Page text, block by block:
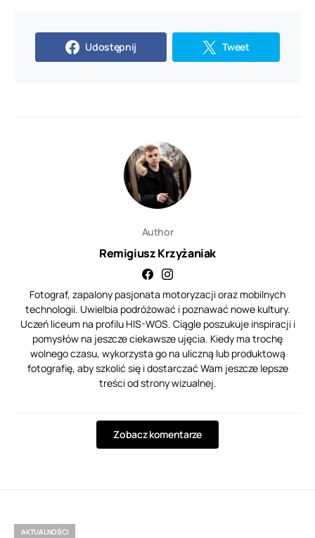
Udostępnij Tweet
Author
Remigiusz Krzyżaniak
Fotograf, zapalony pasjonata motoryzacji oraz mobilnych
technologii. Uwielbia podróżować i poznawać nowe kultury.
Uczeń liceum na profilu HIS-WOS. Ciągle poszukuje inspiracji i
pomysłów na jeszcze ciekawsze ujęcia. Kiedy ma trochę
wolnego czasu, wykorzysta go na uliczną lub produktową
fotografię, aby szkolić się i dostarczać Wam jeszcze lepsze
treści od strony wizualnej.
Zobacz komentarze
AKTUALNOŚCI